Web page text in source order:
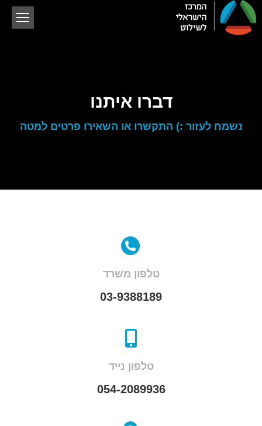
דברו איתנו
נשמח לעזור :) התקשרו או השאירו פרטים למטה
טלפון משרד
03-9388189
טלפון נייד
054-2089936